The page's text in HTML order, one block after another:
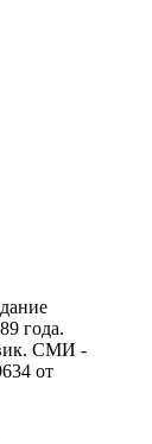
года.
CМИ -
от